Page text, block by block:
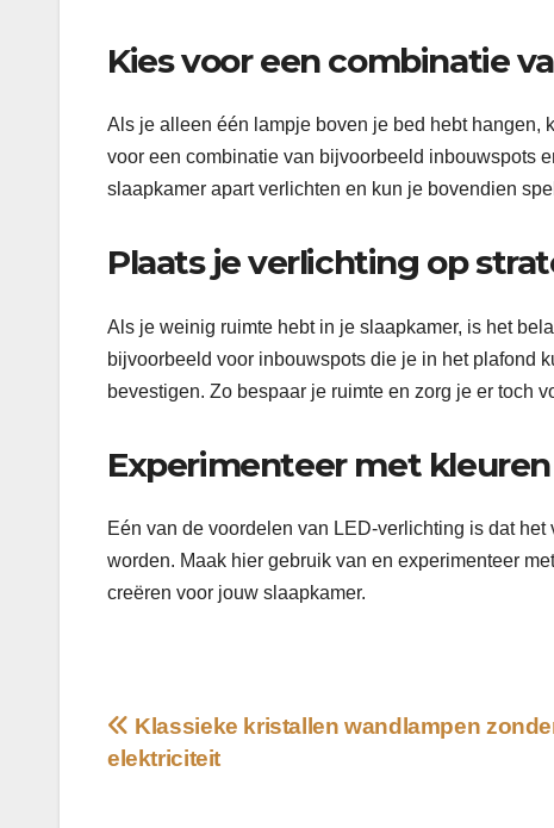
Kies voor een combinatie
Als je alleen één lampje boven je bed hebt
voor een combinatie van bijvoorbeeld inbouwspots
slaapkamer apart verlichten en kun je bovendien
Plaats je verlichting op
Als je weinig ruimte hebt in je slaapkamer, is het
bijvoorbeeld voor inbouwspots die je in het plafond
bevestigen. Zo bespaar je ruimte en zorg je er toch
Experimenteer met
Eén van de voordelen van LED-verlichting is dat
worden. Maak hier gebruik van en experimenteer
creëren voor jouw slaapkamer.
Bericht
Klassieke kristallen wandlampen
elektriciteit